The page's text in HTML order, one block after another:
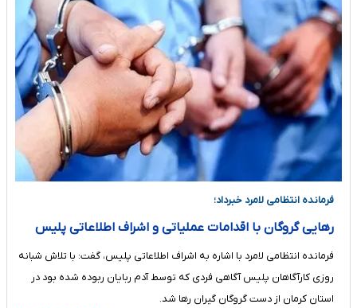
فرمانده انتظامی لامرد خبرداد؛
رهایی گروگان با اقدامات عملیاتی و اشراف اطلاعاتی پلیس
فرمانده انتظامی لامرد با اشاره به اشراف اطلاعاتی پلیس، گفت: با تلاش شبانه
روزی کارآگاهان پلیس آگاهی فردی که توسط آدم ربایان ربوده شده بود در
استان کرمان از دست گروگان گیران رها شد.